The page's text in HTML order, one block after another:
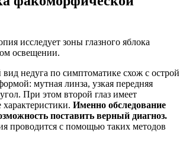
исследует зоны глазного яблока
освещении.
недуга по симптоматике схож с острой
мутная линза, узкая передняя
При этом второй глаз имеет
Именно обследование
поставить верный диагноз.
проводится с помощью таких методов